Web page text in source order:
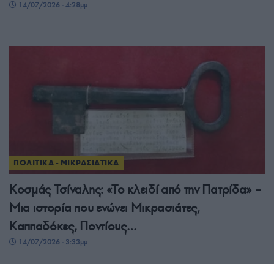
14/07/2026 - 4:28μμ
ΠΟΛΙΤΙΚΑ - ΜΙΚΡΑΣΙΑΤΙΚΑ
Κοσμάς Τσίναλης: «Το κλειδί από την Πατρίδα» –
Μια ιστορία που ενώνει Μικρασιάτες,
Καππαδόκες, Ποντίους…
14/07/2026 - 3:33μμ